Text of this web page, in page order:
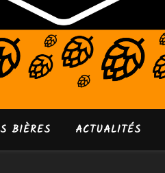
BIÈRES ACTUALITÉS